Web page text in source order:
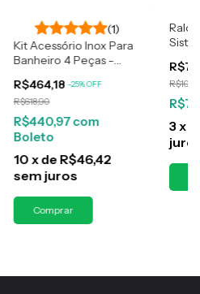
(1)
Kit Acessório Inox Para
Banheiro 4 Peças -
R$464,18 -25%OFF
R$618,90
R$440,97com
Boleto
10 xde R$46,42
sem juros
Ralo
3 x